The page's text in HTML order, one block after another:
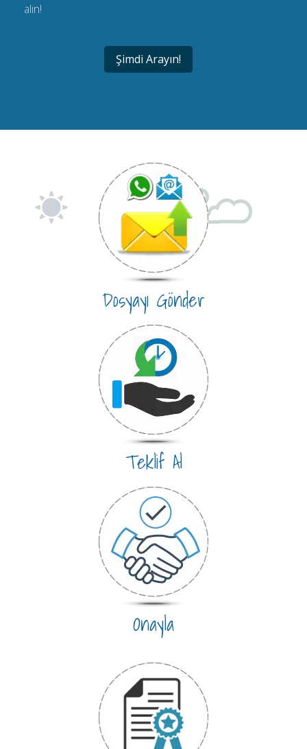
alın!
Şimdi Arayın!
Dosyayı Gönder
Teklif Al
Onayla